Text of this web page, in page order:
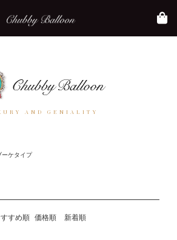
AND GENIALITY
ーケタイプ
すめ順 価格順 新着順